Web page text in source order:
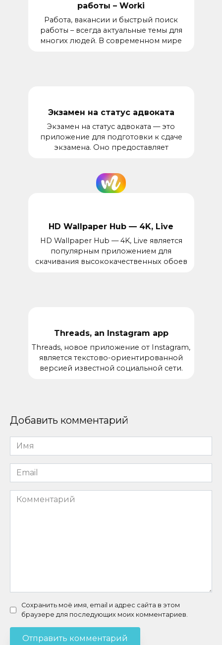
работы – Worki
Работа, вакансии и быстрый поиск
работы – всегда актуальные темы для
многих людей. В современном мире
Экзамен на статус адвоката
Экзамен на статус адвоката — это
приложение для подготовки к сдаче
экзамена. Оно предоставляет
HD Wallpaper Hub — 4K, Live
HD Wallpaper Hub — 4K, Live является
популярным приложением для
скачивания высококачественных обоев
Threads, an Instagram app
Threads, новое приложение от Instagram,
является текстово-ориентированной
версией известной социальной сети.
Добавить комментарий
Имя
*
Email
*
Комментарий
Сохранить моё имя, email и адрес сайта в этом
браузере для последующих моих комментариев.